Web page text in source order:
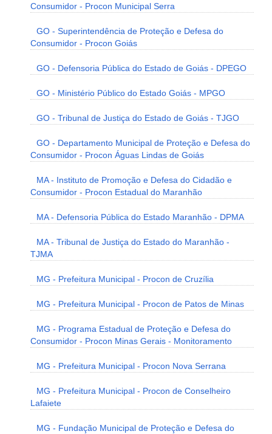
Consumidor - Procon Municipal Serra
GO - Superintendência de Proteção e Defesa do
Consumidor - Procon Goiás
GO - Defensoria Pública do Estado de Goiás - DPEGO
GO - Ministério Público do Estado Goiás - MPGO
GO - Tribunal de Justiça do Estado de Goiás - TJGO
GO - Departamento Municipal de Proteção e Defesa do
Consumidor - Procon Águas Lindas de Goiás
MA - Instituto de Promoção e Defesa do Cidadão e
Consumidor - Procon Estadual do Maranhão
MA - Defensoria Pública do Estado Maranhão - DPMA
MA - Tribunal de Justiça do Estado do Maranhão -
TJMA
MG - Prefeitura Municipal - Procon de Cruzília
MG - Prefeitura Municipal - Procon de Patos de Minas
MG - Programa Estadual de Proteção e Defesa do
Consumidor - Procon Minas Gerais - Monitoramento
MG - Prefeitura Municipal - Procon Nova Serrana
MG - Prefeitura Municipal - Procon de Conselheiro
Lafaiete
MG - Fundação Municipal de Proteção e Defesa do